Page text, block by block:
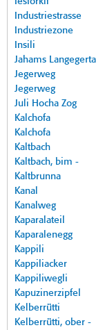
Industriestrasse
Industriezone
Insili
Jahams Langegerta
Jegerweg
Jegerweg
Juli Hocha Zog
Kalchofa
Kalchofa
Kaltbach
Kaltbach, bim -
Kaltbrunna
Kanal
Kanalweg
Kaparalateil
Kaparalenegg
Kappili
Kappiliacker
Kappiliwegli
Kapuzinerzipfel
Kelberrütti
Kelberrütti, ober -